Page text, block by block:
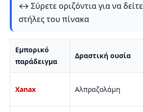
↔️ Σύρετε οριζόντια για να
στήλες του πίνακα
Εμπορικό
παράδειγμα
Δραστική ουσία
Xanax Αλπραζολάμη